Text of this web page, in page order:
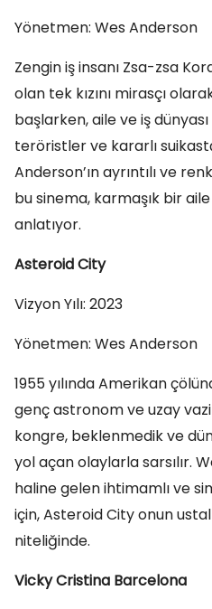
Yönetmen: Wes Anderson
Zengin iş insanı Zsa-zsa
olan tek kızını mirasçı
başlarken, aile ve iş
teröristler ve kararlı
Anderson’ın ayrıntılı ve
bu sinema, karmaşık bir
anlatıyor.
Asteroid City
Vizyon Yılı: 2023
Yönetmen: Wes Anderson
1955 yılında Amerikan
genç astronom ve uzay
kongre, beklenmedik ve
yol açan olaylarla sarsılır.
haline gelen ihtimamlı ve
için, Asteroid City onun
niteliğinde.
Vicky Cristina Barcelona